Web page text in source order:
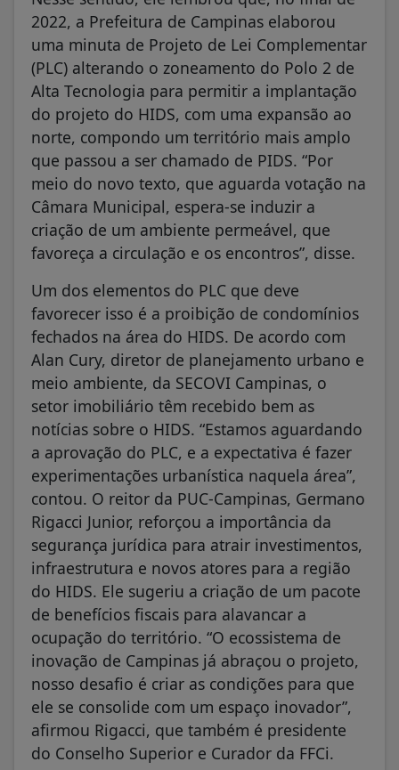
2022, a Prefeitura de Campinas elaborou
uma minuta de Projeto de Lei Complementar
(PLC) alterando o zoneamento do Polo 2 de
Alta Tecnologia para permitir a implantação
do projeto do HIDS, com uma expansão ao
norte, compondo um território mais amplo
que passou a ser chamado de PIDS. “Por
meio do novo texto, que aguarda votação na
Câmara Municipal, espera-se induzir a
criação de um ambiente permeável, que
favoreça a circulação e os encontros”, disse.
Um dos elementos do PLC que deve
favorecer isso é a proibição de condomínios
fechados na área do HIDS. De acordo com
Alan Cury, diretor de planejamento urbano e
meio ambiente, da SECOVI Campinas, o
setor imobiliário têm recebido bem as
notícias sobre o HIDS. “Estamos aguardando
a aprovação do PLC, e a expectativa é fazer
experimentações urbanística naquela área”,
contou. O reitor da PUC-Campinas, Germano
Rigacci Junior, reforçou a importância da
segurança jurídica para atrair investimentos,
infraestrutura e novos atores para a região
do HIDS. Ele sugeriu a criação de um pacote
de benefícios fiscais para alavancar a
ocupação do território. “O ecossistema de
inovação de Campinas já abraçou o projeto,
nosso desafio é criar as condições para que
ele se consolide com um espaço inovador”,
afirmou Rigacci, que também é presidente
do Conselho Superior e Curador da FFCi.